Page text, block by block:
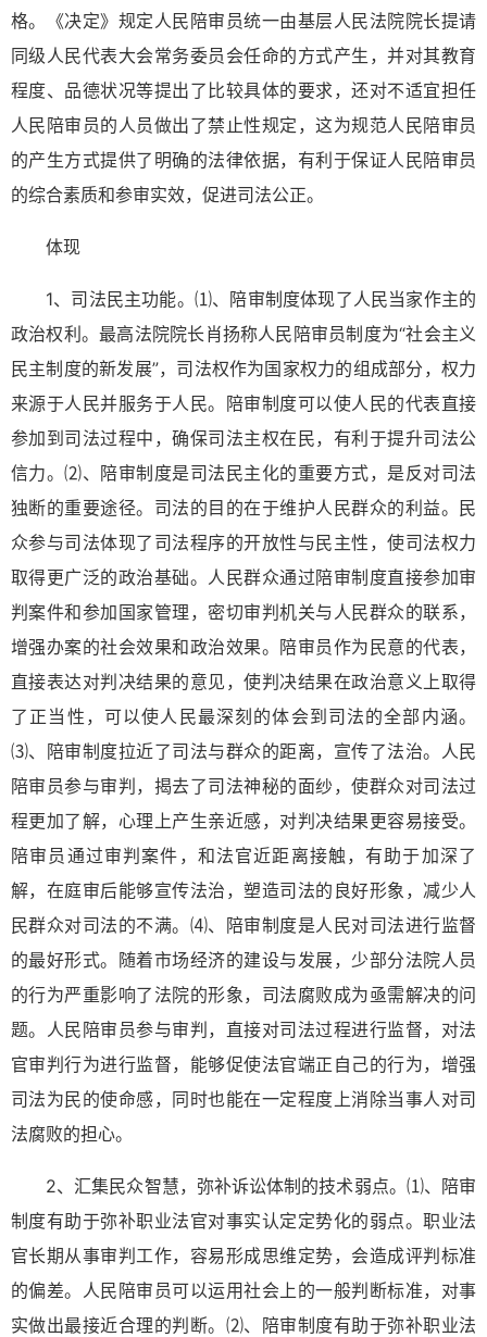
格。《决定》规定人民陪审员统一由基层人民法院院长提请
同级人民代表大会常务委员会任命的方式产生，并对其教育
程度、品德状况等提出了比较具体的要求，还对不适宜担任
人民陪审员的人员做出了禁止性规定，这为规范人民陪审员
的产生方式提供了明确的法律依据，有利于保证人民陪审员
的综合素质和参审实效，促进司法公正。
体现
1、司法民主功能。⑴、陪审制度体现了人民当家作主的
政治权利。最高法院院长肖扬称人民陪审员制度为“社会主义
民主制度的新发展”，司法权作为国家权力的组成部分，权力
来源于人民并服务于人民。陪审制度可以使人民的代表直接
参加到司法过程中，确保司法主权在民，有利于提升司法公
信力。⑵、陪审制度是司法民主化的重要方式，是反对司法
独断的重要途径。司法的目的在于维护人民群众的利益。民
众参与司法体现了司法程序的开放性与民主性，使司法权力
取得更广泛的政治基础。人民群众通过陪审制度直接参加审
判案件和参加国家管理，密切审判机关与人民群众的联系，
增强办案的社会效果和政治效果。陪审员作为民意的代表，
直接表达对判决结果的意见，使判决结果在政治意义上取得
了正当性，可以使人民最深刻的体会到司法的全部内涵。
⑶、陪审制度拉近了司法与群众的距离，宣传了法治。人民
陪审员参与审判，揭去了司法神秘的面纱，使群众对司法过
程更加了解，心理上产生亲近感，对判决结果更容易接受。
陪审员通过审判案件，和法官近距离接触，有助于加深了
解，在庭审后能够宣传法治，塑造司法的良好形象，减少人
民群众对司法的不满。⑷、陪审制度是人民对司法进行监督
的最好形式。随着市场经济的建设与发展，少部分法院人员
的行为严重影响了法院的形象，司法腐败成为亟需解决的问
题。人民陪审员参与审判，直接对司法过程进行监督，对法
官审判行为进行监督，能够促使法官端正自己的行为，增强
司法为民的使命感，同时也能在一定程度上消除当事人对司
法腐败的担心。
2、汇集民众智慧，弥补诉讼体制的技术弱点。⑴、陪审
制度有助于弥补职业法官对事实认定定势化的弱点。职业法
官长期从事审判工作，容易形成思维定势，会造成评判标准
的偏差。人民陪审员可以运用社会上的一般判断标准，对事
实做出最接近合理的判断。⑵、陪审制度有助于弥补职业法